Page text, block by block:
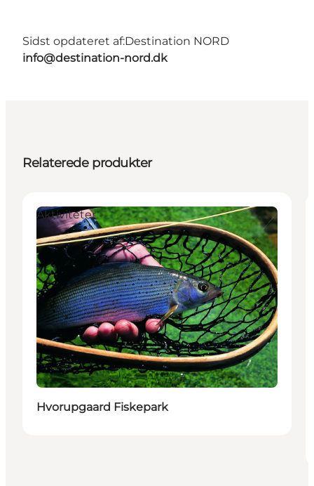
Sidst opdateret af:Destination NORD
info@destination-nord.dk
Relaterede produkter
Aktiviteter
Hvorupgaard Fiskepark